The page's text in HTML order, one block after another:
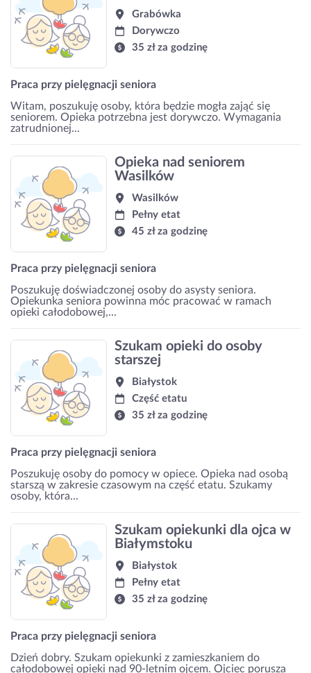
Grabówka
Dorywczo
35 zł za godzinę
Praca przy pielęgnacji seniora
Witam, poszukuję osoby, która będzie mogła zająć się
seniorem. Opieka potrzebna jest dorywczo. Wymagania
zatrudnionej...
Opieka nad seniorem
Wasilków
Wasilków
Pełny etat
45 zł za godzinę
Praca przy pielęgnacji seniora
Poszukuję doświadczonej osoby do asysty seniora.
Opiekunka seniora powinna móc pracować w ramach
opieki całodobowej,...
Szukam opieki do osoby
starszej
Białystok
Część etatu
35 zł za godzinę
Praca przy pielęgnacji seniora
Poszukuję osoby do pomocy w opiece. Opieka nad osobą
starszą w zakresie czasowym na część etatu. Szukamy
osoby, która...
Szukam opiekunki dla ojca w
Białymstoku
Białystok
Pełny etat
35 zł za godzinę
Praca przy pielęgnacji seniora
Dzień dobry. Szukam opiekunki z zamieszkaniem do
całodobowej opieki nad 90-letnim ojcem. Ojciec porusza